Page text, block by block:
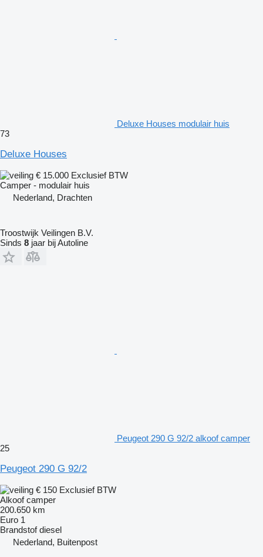
Deluxe Houses modulair huis
73
Deluxe Houses
€ 15.000 Exclusief BTW
Camper - modulair huis
Nederland, Drachten
Troostwijk Veilingen B.V.
Sinds 8 jaar bij Autoline
Peugeot 290 G 92/2 alkoof camper
25
Peugeot 290 G 92/2
€ 150 Exclusief BTW
Alkoof camper
200.650 km
Euro 1
Brandstof diesel
Nederland, Buitenpost